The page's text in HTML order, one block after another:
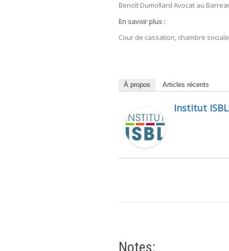
Benoît Dumollard Avocat au
En savoir plus :
Cour de cassation, chambre
À propos Articles récents
Institut ISBL
Notes: